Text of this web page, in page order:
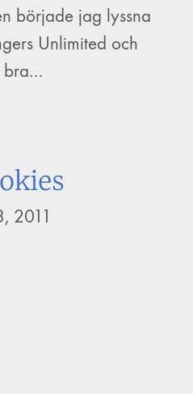
började jag lyssna
Unlimited och
bra…
2011